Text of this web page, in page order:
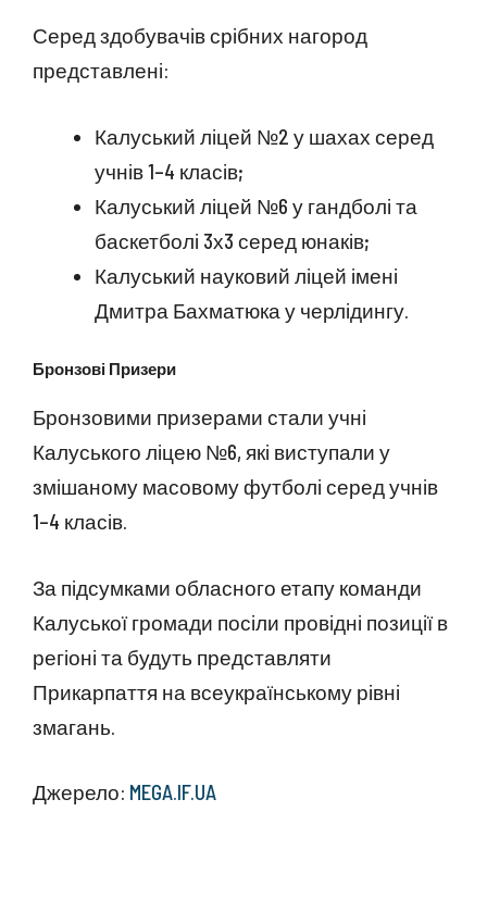
Серед здобувачів срібних нагород
представлені:
Калуський ліцей №2 у шахах серед
учнів 1–4 класів;
Калуський ліцей №6 у гандболі та
баскетболі 3х3 серед юнаків;
Калуський науковий ліцей імені
Дмитра Бахматюка у черлідингу.
Бронзові Призери
Бронзовими призерами стали учні
Калуського ліцею №6, які виступали у
змішаному масовому футболі серед учнів
1–4 класів.
За підсумками обласного етапу команди
Калуської громади посіли провідні позиції в
регіоні та будуть представляти
Прикарпаття на всеукраїнському рівні
змагань.
Джерело: MEGA.IF.UA